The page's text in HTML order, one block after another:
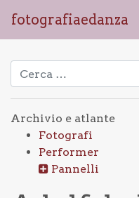
fotografiaedanza
Ricerca per:
Archivio e atlante
Fotografi
Performer
Pannelli